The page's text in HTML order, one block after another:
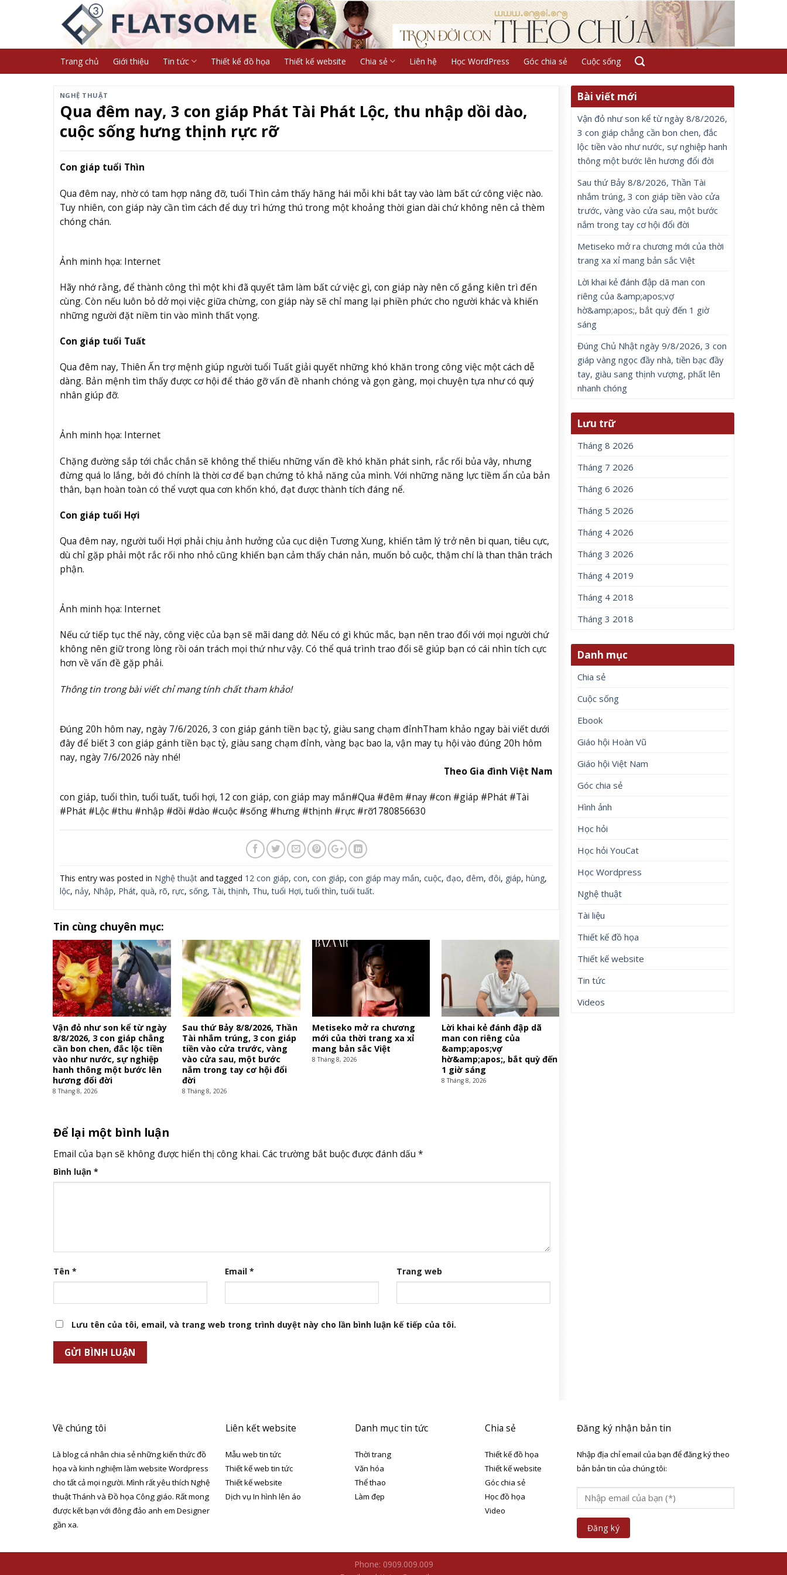
Trang chủ Giới thiệu Tin tức Thiết kế đồ họa Thiết kế website Chia sẻ Liên hệ Học WordPress Góc chia sẻ Cuộc sống
NGHỆ THUẬT
Qua đêm nay, 3 con giáp Phát Tài Phát Lộc, thu nhập dồi dào,
cuộc sống hưng thịnh rực rỡ
Con giáp tuổi Thìn
Qua đêm nay, nhờ có tam hợp nâng đỡ, tuổi Thìn cảm thấy hăng hái mỗi khi bắt tay vào làm bất cứ công việc nào.
Tuy nhiên, con giáp này cần tìm cách để duy trì hứng thú trong một khoảng thời gian dài chứ không nên cả thèm
chóng chán.
Ảnh minh họa: Internet
Hãy nhớ rằng, để thành công thì một khi đã quyết tâm làm bất cứ việc gì, con giáp này nên cố gắng kiên trì đến
cùng. Còn nếu luôn bỏ dở mọi việc giữa chừng, con giáp này sẽ chỉ mang lại phiền phức cho người khác và khiến
những người đặt niềm tin vào mình thất vọng.
Con giáp tuổi Tuất
Qua đêm nay, Thiên Ấn trợ mệnh giúp người tuổi Tuất giải quyết những khó khăn trong công việc một cách dễ
dàng. Bản mệnh tìm thấy được cơ hội để tháo gỡ vấn đề nhanh chóng và gọn gàng, mọi chuyện tựa như có quý
nhân giúp đỡ.
Ảnh minh họa: Internet
Chặng đường sắp tới chắc chắn sẽ không thể thiếu những vấn đề khó khăn phát sinh, rắc rối bủa vây, nhưng
đừng quá lo lắng, bởi đó chính là thời cơ để bạn chứng tỏ khả năng của mình. Với những năng lực tiềm ẩn của bản
thân, bạn hoàn toàn có thể vượt qua cơn khốn khó, đạt được thành tích đáng nể.
Con giáp tuổi Hợi
Qua đêm nay, người tuổi Hợi phải chịu ảnh hưởng của cục diện Tương Xung, khiến tâm lý trở nên bi quan, tiêu cực,
dù chỉ gặp phải một rắc rối nho nhỏ cũng khiến bạn cảm thấy chán nản, muốn bỏ cuộc, thậm chí là than thân trách
phận.
Ảnh minh họa: Internet
Nếu cứ tiếp tục thế này, công việc của bạn sẽ mãi dang dở. Nếu có gì khúc mắc, bạn nên trao đổi với mọi người chứ
không nên giữ trong lòng rồi oán trách mọi thứ như vậy. Có thể quá trình trao đổi sẽ giúp bạn có cái nhìn tích cực
hơn về vấn đề gặp phải.
Thông tin trong bài viết chỉ mang tính chất tham khảo!
Đúng 20h hôm nay, ngày 7/6/2026, 3 con giáp gánh tiền bạc tỷ, giàu sang chạm đỉnhTham khảo ngay bài viết dưới
đây để biết 3 con giáp gánh tiền bạc tỷ, giàu sang chạm đỉnh, vàng bạc bao la, vận may tụ hội vào đúng 20h hôm
nay, ngày 7/6/2026 này nhé!
Theo Gia đình Việt Nam
con giáp, tuổi thìn, tuổi tuất, tuổi hợi, 12 con giáp, con giáp may mắn#Qua #đêm #nay #con #giáp #Phát #Tài
#Phát #Lộc #thu #nhập #dồi #dào #cuộc #sống #hưng #thịnh #rực #rỡ1780856630
This entry was posted in Nghệ thuậtand tagged 12 con giáp, con, con giáp, con giáp may mắn, cuộc, đạo, đêm, đôi, giáp, hùng,
lộc, nảy, Nhập, Phát, quà, rõ, rực, sống, Tài,thịnh, Thu,tuổi Hợi,tuổi thìn,tuối tuất.
Tin cùng chuyên mục:
Vận đỏ như son kể từ ngày
8/8/2026, 3 con giáp chẳng
cần bon chen, đắc lộc tiền
vào như nước, sự nghiệp
hanh thông một bước lên
hương đổi đời
8 Tháng 8, 2026
Sau thứ Bảy 8/8/2026, Thần
Tài nhắm trúng, 3 con giáp
tiền vào cửa trước, vàng
vào cửa sau, một bước
nắm trong tay cơ hội đổi
đời
8 Tháng 8, 2026
Metiseko mở ra chương
mới của thời trang xa xỉ
mang bản sắc Việt
8 Tháng 8, 2026
Lời khai kẻ đánh đập dã
man con riêng của
&amp;apos;vợ
hờ&amp;apos;, bắt quỳ đến
1 giờ sáng
8 Tháng 8, 2026
Để lại một bình luận
Email của bạn sẽ không được hiển thị công khai. Các trường bắt buộc được đánh dấu *
Bình luận *
Tên * Email * Trang web
Lưu tên của tôi, email, và trang web trong trình duyệt này cho lần bình luận kế tiếp của tôi.
Bài viết mới
Vận đỏ như son kể từ ngày 8/8/2026,
3 con giáp chẳng cần bon chen, đắc
lộc tiền vào như nước, sự nghiệp hanh
thông một bước lên hương đổi đời
Sau thứ Bảy 8/8/2026, Thần Tài
nhắm trúng, 3 con giáp tiền vào cửa
trước, vàng vào cửa sau, một bước
nắm trong tay cơ hội đổi đời
Metiseko mở ra chương mới của thời
trang xa xỉ mang bản sắc Việt
Lời khai kẻ đánh đập dã man con
riêng của &amp;apos;vợ
hờ&amp;apos;, bắt quỳ đến 1 giờ
sáng
Đúng Chủ Nhật ngày 9/8/2026, 3 con
giáp vàng ngọc đầy nhà, tiền bạc đầy
tay, giàu sang thịnh vượng, phất lên
nhanh chóng
Lưu trữ
Tháng 8 2026
Tháng 7 2026
Tháng 6 2026
Tháng 5 2026
Tháng 4 2026
Tháng 3 2026
Tháng 4 2019
Tháng 4 2018
Tháng 3 2018
Danh mục
Chia sẻ
Cuộc sống
Ebook
Giáo hội Hoàn Vũ
Giáo hội Việt Nam
Góc chia sẻ
Hình ảnh
Học hỏi
Học hỏi YouCat
Học Wordpress
Nghệ thuật
Tài liệu
Thiết kế đồ họa
Thiết kế website
Tin tức
Videos
Về chúng tôi
Là blog cá nhân chia sẻ những kiến thức đồ
họa và kinh nghiệm làm website Wordpress
cho tất cả mọi người. Mình rất yêu thích Nghệ
thuật Thánh và Đồ họa Công giáo. Rất mong
được kết bạn với đông đảo anh em Designer
gần xa.
Liên kết website
Mẫu web tin tức
Thiết kế web tin tức
Thiết kế website
Dịch vụ In hình lên áo
Danh mục tin tức
Thời trang
Văn hóa
Thể thao
Làm đẹp
Chia sẻ
Thiết kế đồ họa
Thiết kế website
Góc chia sẻ
Học đồ họa
Video
Đăng ký nhận bản tin
Nhập địa chỉ email của bạn để đăng ký theo
bản bản tin của chúng tôi:
Phone: 0909.009.009